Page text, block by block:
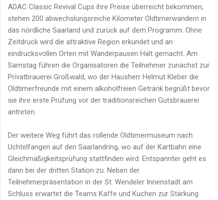
ADAC Classic Revival Cups ihre Preise überreicht bekommen,
stehen 200 abwechslungsreiche Kilometer Oldtimerwandern in
das nördliche Saarland und zurück auf dem Programm. Ohne
Zeitdruck wird die attraktive Region erkundet und an
eindrucksvollen Orten mit Wanderpausen Halt gemacht. Am
Samstag führen die Organisatoren die Teilnehmer zunächst zur
Privatbrauerei Großwald, wo der Hausherr Helmut Kleber die
Oldtimerfreunde mit einem alkoholfreien Getränk begrüßt bevor
sie ihre erste Prüfung vor der traditionsreichen Gutsbrauerei
antreten.
Der weitere Weg führt das rollende Oldtimermuseum nach
Uchtelfangen auf den Saarlandring, wo auf der Kartbahn eine
Gleichmäßigkeitsprüfung stattfinden wird. Entspannter geht es
dann bei der dritten Station zu: Neben der
Teilnehmerpräsentation in der St. Wendeler Innenstadt am
Schluss erwartet die Teams Kaffe und Kuchen zur Stärkung